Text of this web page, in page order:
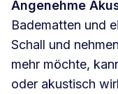
Angenehme
Badematten und
Schall und
mehr möchte,
oder akustisch